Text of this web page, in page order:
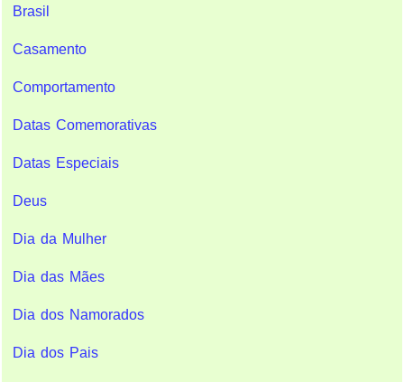
Brasil
Casamento
Comportamento
Datas Comemorativas
Datas Especiais
Deus
Dia da Mulher
Dia das Mães
Dia dos Namorados
Dia dos Pais